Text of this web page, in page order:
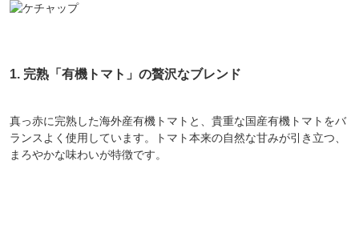
1. 完熟「有機トマト」の贅沢なブレンド
真っ赤に完熟した海外産有機トマトと、貴重な国産有機トマトをバ
ランスよく使用しています。トマト本来の自然な甘みが引き立つ、
まろやかな味わいが特徴です。